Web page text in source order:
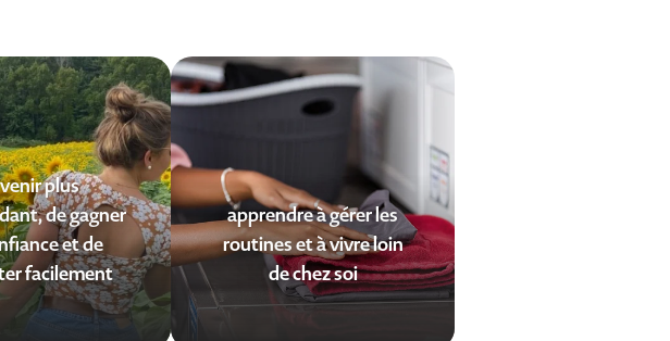
plus
de gagner
et de
facilement
apprendre à gérer les
routines et à vivre loin
de chez soi